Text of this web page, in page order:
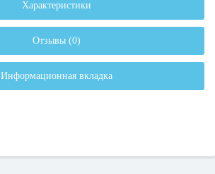
Характеристики
Отзывы (0)
Информационная вкладка